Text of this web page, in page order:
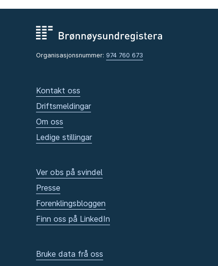
Organisasjonsnummer: 974 760 673
Kontakt oss
Driftsmeldingar
Om oss
Ledige stillingar
Ver obs på svindel
Presse
Forenklingsbloggen
Finn oss på LinkedIn
Bruke data frå oss